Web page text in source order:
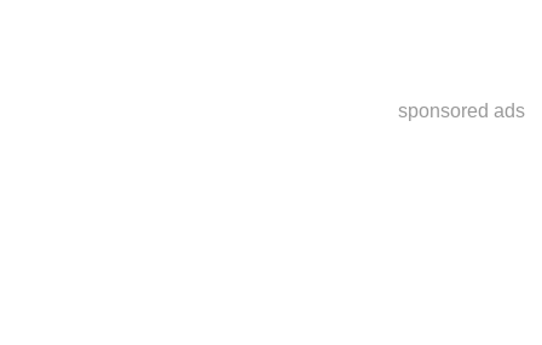
sponsored ads